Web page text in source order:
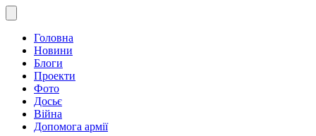
Головна
Новини
Блоги
Проекти
Фото
Досьє
Війна
Допомога армії